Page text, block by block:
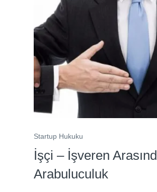
Startup Hukuku
İşçi – İşveren
Arabuluculuk